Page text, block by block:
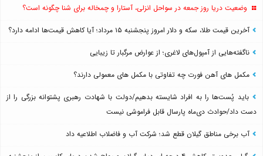
وضعیت دریا روز جمعه در سواحل انزلی، آستارا و چمخاله برای شنا چگونه است؟
آخرین قیمت طلا، سکه و دلار امروز پنجشنبه ۱۵ مرداد؛ آیا کاهش قیمت‌ها ادامه دارد؟
ناگفته‌هایی از آمپول‌های لاغری؛ از عوارض مرگبار تا زیبایی
مکمل های آهن فورت چه تفاوتی با مکمل های معمولی دارند؟
باید پُست‌ها را به افراد شایسته بدهیم/دولت با شهادت رهبری پشتوانه بزرگی را از
دست داد/حوادث دی‌ماه پارسال قابل فراموشی نیست
آب برخی مناطق گیلان قطع شد؛ شرکت آب و فاضلاب اطلاعیه داد